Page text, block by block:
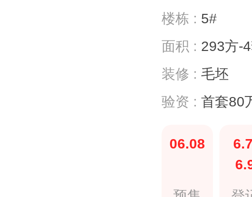
楼栋 : 5#
面积 : 293方-
装修 : 毛坯
验资 : 首套80
06.08